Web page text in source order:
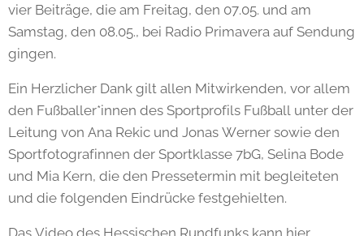
vier Beiträge, die am Freitag, den 07.05. und am
Samstag, den 08.05., bei Radio Primavera auf Sendung
gingen.
Ein Herzlicher Dank gilt allen Mitwirkenden, vor allem
den Fußballer*innen des Sportprofils Fußball unter der
Leitung von Ana Rekic und Jonas Werner sowie den
Sportfotografinnen der Sportklasse 7bG, Selina Bode
und Mia Kern, die den Pressetermin mit begleiteten
und die folgenden Eindrücke festgehielten.
Das Video des Hessischen Rundfunks kann hier